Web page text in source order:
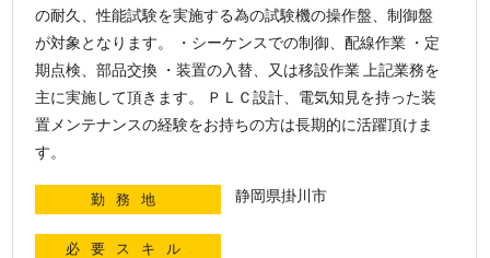
の耐久、性能試験を実施する為の試験機の操作盤、制御盤
が対象となります。 ・シーケンスでの制御、配線作業 ・定
期点検、部品交換 ・装置の入替、又は移設作業 上記業務を
主に実施して頂きます。 ＰＬＣ設計、電気知見を持った装
置メンテナンスの経験をお持ちの方は長期的に活躍頂けま
す。
勤務地 静岡県掛川市
必要スキル